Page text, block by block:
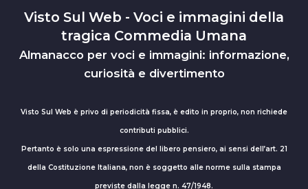
Visto Sul Web - Voci e immagini della
tragica Commedia Umana
Almanacco per voci e immagini: informazione,
curiosità e divertimento
Visto Sul Web è privo di periodicità fissa, è edito in proprio, non richiede
contributi pubblici.
Pertanto è solo una espressione del libero pensiero, ai sensi dell’art. 21
della Costituzione Italiana, non è soggetto alle norme sulla stampa
previste dalla legge n. 47/1948.